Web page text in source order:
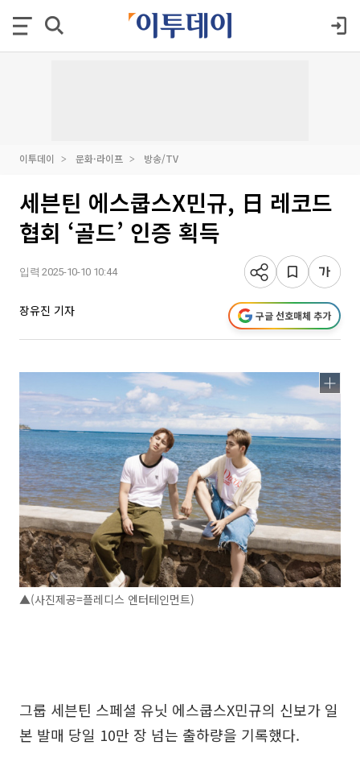
이투데이 문화·라이프 방송/TV
세븐틴 에스쿱스X민규, 日 레코드
협회 ‘골드’ 인증 획득
입력 2025-10-10 10:44
장유진 기자 구글 선호매체 추가
▲(사진제공=플레디스 엔터테인먼트)
그룹 세븐틴 스페셜 유닛 에스쿱스X민규의 신보가 일
본 발매 당일 10만 장 넘는 출하량을 기록했다.